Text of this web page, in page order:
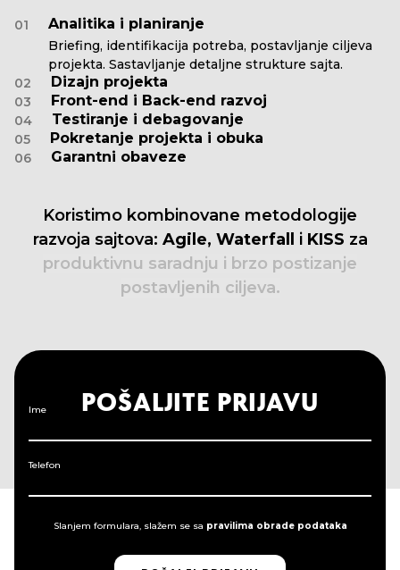
01 Analitika i planiranje
Briefing, identifikacija potreba, postavljanje ciljeva
projekta. Sastavljanje detaljne strukture sajta.
02
Dizajn projekta
03 Front-end i Back-end razvoj
04 Testiranje i debagovanje
05 Pokretanje projekta i obuka
06 Garantni obaveze
Koristimo kombinovane metodologije
razvoja sajtova: Agile, Waterfall i KISS za
produktivnu saradnju i brzo postizanje
postavljenih ciljeva.
Ime
Telefon
Slanjem formulara, slažem se sa pravilima obrade podataka
POŠALJITE PRIJAVU